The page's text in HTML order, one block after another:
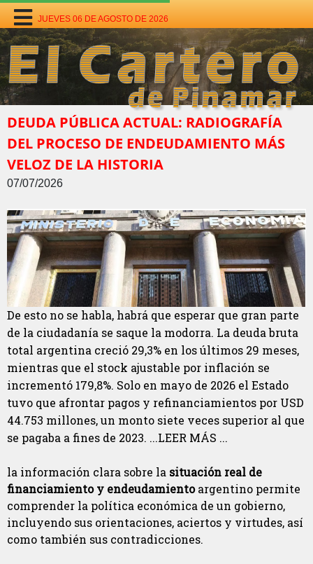
JUEVES 06 DE AGOSTO DE 2026
DEUDA PÚBLICA ACTUAL: RADIOGRAFÍA
DEL PROCESO DE ENDEUDAMIENTO MÁS
VELOZ DE LA HISTORIA
07/07/2026
De esto no se habla, habrá que esperar que gran parte
de la ciudadanía se saque la modorra. La deuda bruta
total argentina creció 29,3% en los últimos 29 meses,
mientras que el stock ajustable por inflación se
incrementó 179,8%. Solo en mayo de 2026 el Estado
tuvo que afrontar pagos y refinanciamientos por USD
44.753 millones, un monto siete veces superior al que
se pagaba a fines de 2023. ...LEER MÁS ...
la información clara sobre la situación real de
financiamiento y endeudamientoargentino permite
comprender la política económica de un gobierno,
incluyendo sus orientaciones, aciertos y virtudes, así
como también sus contradicciones.